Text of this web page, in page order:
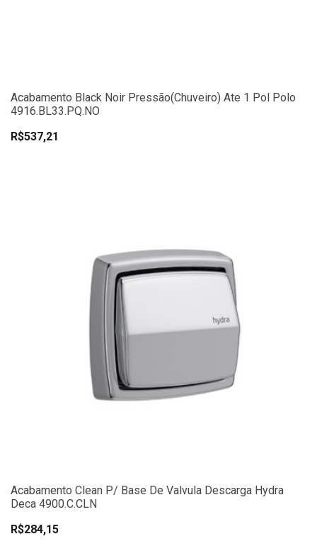
Acabamento Black Noir Pressão(chuveiro) Ate 1 Pol Polo
4916.BL33.PQ.NO
R$537,21
Acabamento Clean P/ Base De Valvula Descarga Hydra
Deca 4900.C.CLN
R$284,15